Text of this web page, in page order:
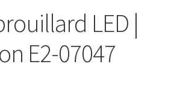
LED |
E2-07047